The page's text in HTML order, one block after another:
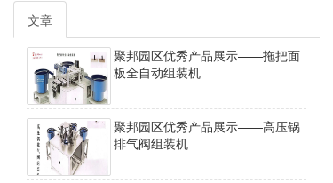
文章
聚邦园区优秀产品展示——拖把面
板全自动组装机
聚邦园区优秀产品展示——高压锅
排气阀组装机